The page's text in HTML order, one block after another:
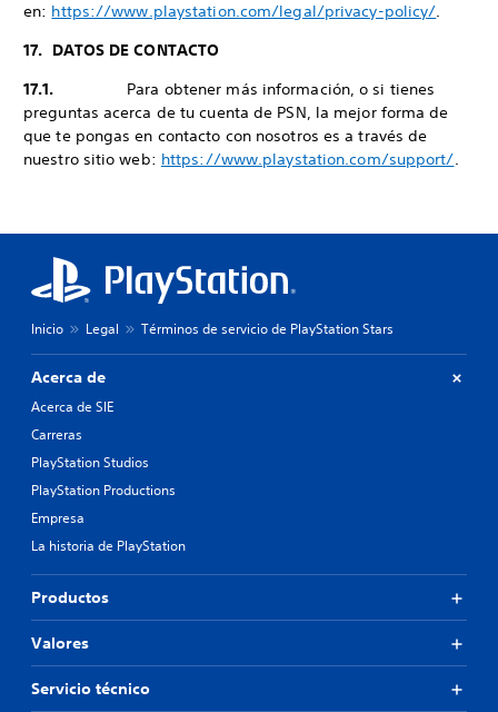
en: https://www.playstation.com/legal/privacy-policy/.
17. DATOS DE CONTACTO
17.1. Para obtener más información, o si tienes
preguntas acerca de tu cuenta de PSN, la mejor forma de
que te pongas en contacto con nosotros es a través de
nuestro sitio web: https://www.playstation.com/support/.
Inicio Legal Términos de servicio de PlayStation Stars
Acerca de
Acerca de SIE
Carreras
PlayStation Studios
PlayStation Productions
Empresa
La historia de PlayStation
Productos
Valores
Servicio técnico